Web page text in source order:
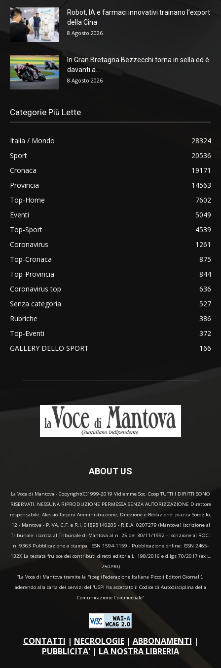
Robot, IA e farmaci innovativi trainano l’export
della Cina
8 Agosto 2026
In Gran Bretagna Bezzecchi torna in sella ed è
davanti a...
8 Agosto 2026
Categorie Più Lette
Italia / Mondo
28324
Sport
20536
Cronaca
19171
Provincia
14563
Top-Home
7602
Eventi
5049
Top-Sport
4539
Coronavirus
1261
Top-Cronaca
875
Top-Provincia
844
Coronavirus top
636
Senza categoria
527
Rubriche
386
Top-Eventi
372
GALLERY DELLO SPORT
166
ABOUT US
La Voce di Mantova - Copyright(C)1999-2019 Vidiemme Soc. Coop TUTTI I DIRITTI SONO
RISERVATI. NESSUNA RIPRODUZIONE PERMESSA SENZA AUTORIZZAZIONE Direttore
responsabile: Alessio Tarpini Amministrazione, Direzione e Redazione: piazza Sordello,
12 - Mantova - P.IVA, C.F. e R.I. 01898140205 - R.E.A. 0207279 (Mantova) iscrizione al
Tribunale: iscritta al Tribunale di Mantova al n. 25 del 30/11/1992 - iscrizione al ROC:
n. 9363 Pubblicazione a stampa: ISSN 1594-1159 - Pubblicazione online: ISSN 2465-
132X La testata fruisce dei contributi diretti editoria L. 198/2016 e d.lgs 70/2017 (ex L.
250/90)
“La Voce di Mantova tramite la Fipeg (Federazione Italiana Piccoli Editori Giornali),
aderendo alla carta dei servizi dell'USPI ha accettato il Codice di Autodisciplina della
Comunicazione Commerciale"
CONTATTI | NECROLOGIE| ABBONAMENTI |
PUBBLICITA' | LA NOSTRA LIBRERIA